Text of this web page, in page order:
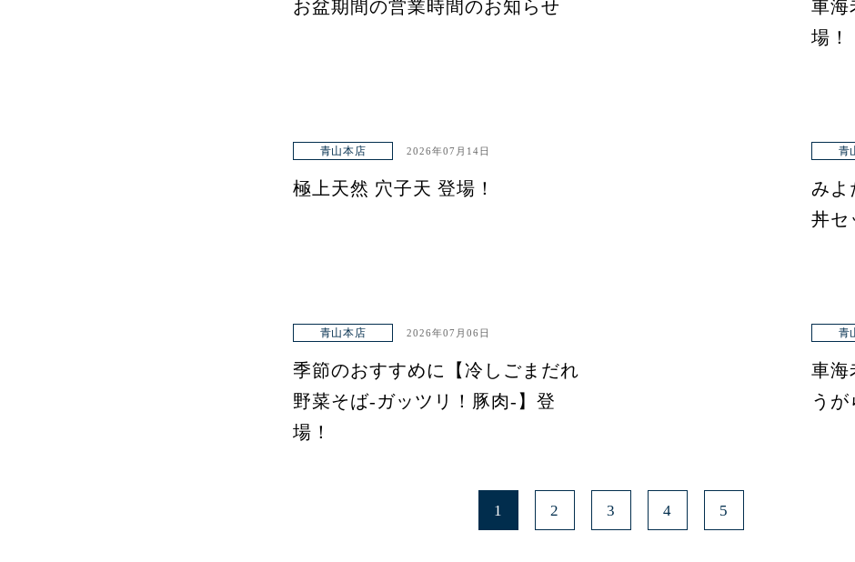
お盆期間の営業時間のお知らせ
車海
場！
青山本店 2026年07月14日
極上天然 穴子天 登場！
青
みよ
丼セ
青山本店 2026年07月06日
季節のおすすめに【冷しごまだれ
野菜そば-ガッツリ！豚肉-】登
場！
青
車海
うが
1 2 3 4 5